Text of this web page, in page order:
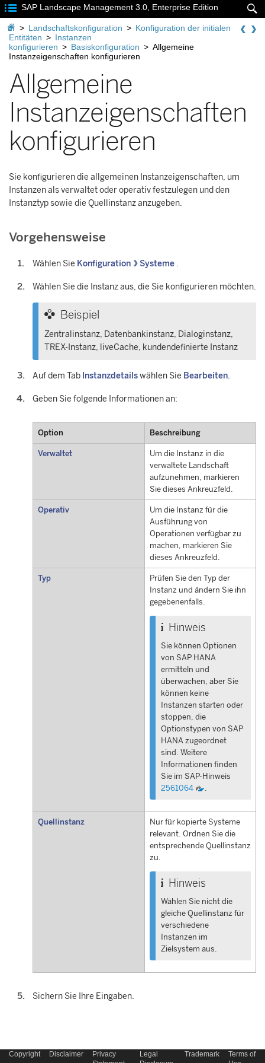

 SAP Landscape Management 3.0, Enterprise Edition
 > Landschaftskonfiguration > Konfiguration der initialen
Entitäten > Instanzen
konfigurieren > Basiskonfiguration > Allgemeine
Instanzeigenschaften konfigurieren
Allgemeine
Instanzeigenschaften
konfigurieren
Sie konfigurieren die allgemeinen Instanzeigenschaften, um
Instanzen als verwaltet oder operativ festzulegen und den
Instanztyp sowie die Quellinstanz anzugeben.
Vorgehensweise
Wählen Sie Konfiguration Systeme .
Wählen Sie die Instanz aus, die Sie konfigurieren möchten.
Beispiel
Zentralinstanz, Datenbankinstanz, Dialoginstanz,
TREX-Instanz, liveCache, kundendefinierte Instanz
Auf dem Tab Instanzdetailswählen Sie Bearbeiten.
Geben Sie folgende Informationen an:
Option Beschreibung
Verwaltet
Um die Instanz in die
verwaltete Landschaft
aufzunehmen, markieren
Sie dieses Ankreuzfeld.
Operativ
Um die Instanz für die
Ausführung von
Operationen verfügbar zu
machen, markieren Sie
dieses Ankreuzfeld.
Typ
Prüfen Sie den Typ der
Instanz und ändern Sie ihn
gegebenenfalls.
Hinweis
Sie können Optionen
von SAP HANA
ermitteln und
überwachen, aber Sie
können keine
Instanzen starten oder
stoppen, die
Optionstypen von SAP
HANA zugeordnet
sind. Weitere
Informationen finden
Sie im SAP-Hinweis
2561064
Quellinstanz
Nur für kopierte Systeme
relevant. Ordnen Sie die
entsprechende Quellinstanz
zu.
Hinweis
Wählen Sie nicht die
gleiche Quellinstanz für
verschiedene
Instanzen im
Zielsystem aus.
Sichern Sie Ihre Eingaben.
Copyright Disclaimer
Privacy
Legal
Trademark
Terms of